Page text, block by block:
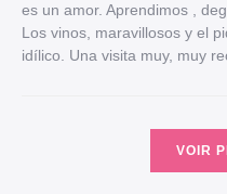
es un amor. Aprendimos ,
Los vinos, maravillosos y el
idílico. Una visita muy, muy
VOIR